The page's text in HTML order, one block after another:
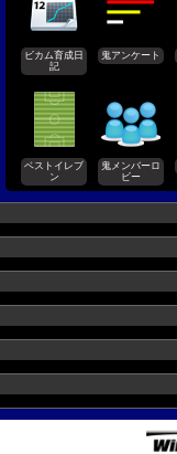
ビカム育成日
記
鬼アンケート
ベストイレブ
ン
鬼メンバーロ
ビー